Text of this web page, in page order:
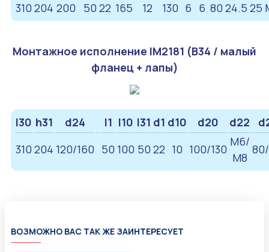
310 204 200 50 22 165 12 130 6 6 80 24.5 25
Монтажное исполнение IM2181 (B34 / малый
фланец + лапы)
l30 h31 d24 l1 l10 l31 d1 d10 d20 d22
310 204 120/160 50 100 50 22 10 100/130
M6/
М8
ВОЗМОЖНО ВАС ТАК ЖЕ ЗАИНТЕРЕСУЕТ